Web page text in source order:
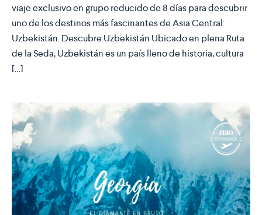
viaje exclusivo en grupo reducido de 8 días para descubrir
uno de los destinos más fascinantes de Asia Central:
Uzbekistán. Descubre Uzbekistán Ubicado en plena Ruta
de la Seda, Uzbekistán es un país lleno de historia, cultura
[…]